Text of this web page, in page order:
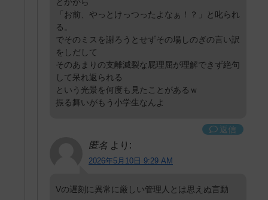
「お前、やっとけっつったよなぁ！？」と叱られ
る。
でそのミスを謝ろうとせずその場しのぎの言い訳
をしだして
そのあまりの支離滅裂な屁理屈が理解できず絶句
して呆れ返られる
という光景を何度も見たことがあるｗ
振る舞いがもう小学生なんよ
返信
匿名 より:
2026年5月10日 9:29 AM
Vの遅刻に異常に厳しい管理人とは思えぬ言動